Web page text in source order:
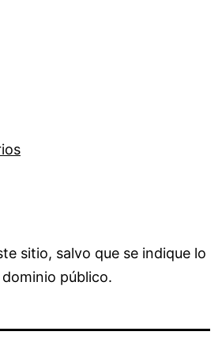
sitio, salvo que se indique lo
público.